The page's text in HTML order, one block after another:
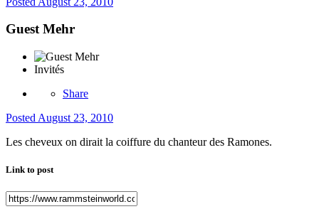
Guest Mehr
Invités
Share
Posted August 23, 2010
Les cheveux on dirait la coiffure du chanteur des Ramones.
Link to post